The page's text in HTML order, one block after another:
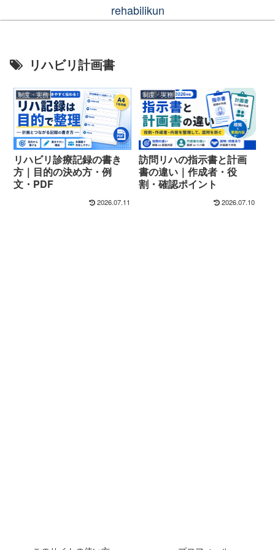
rehabilikun
リハビリ計画書
制度・実務
リハビリ診療記録の書き
方｜目的の決め方・例
文・PDF
2026.07.11
制度・実務
訪問リハの指示書と計画
書の違い｜作成者・役
割・確認ポイント
2026.07.10